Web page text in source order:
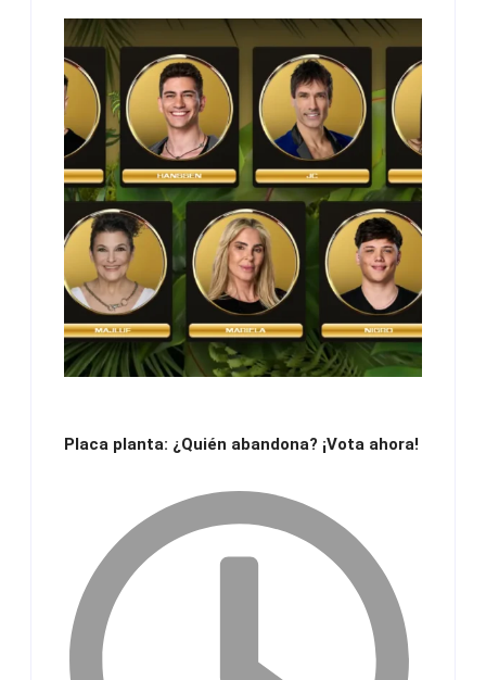
Placa planta: ¿Quién abandona? ¡Vota ahora!